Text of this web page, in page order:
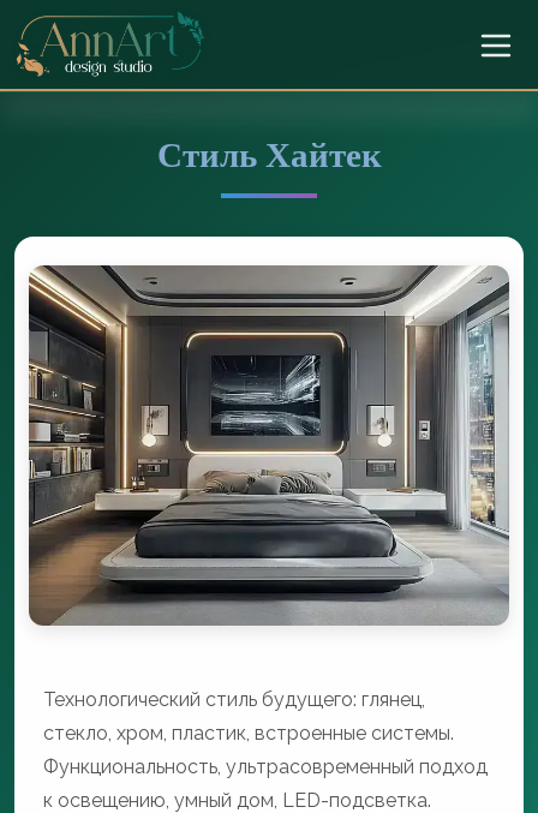
Стиль Хайтек
Технологический стиль будущего: глянец,
стекло, хром, пластик, встроенные системы.
Функциональность, ультрасовременный подход
к освещению, умный дом, LED-подсветка.